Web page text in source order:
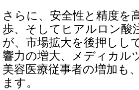
さらに、安全性と精度を
歩、そしてヒアルロン酸
が、市場拡大を後押しし
響力の増大、メディカル
美容医療従事者の増加も
ます。